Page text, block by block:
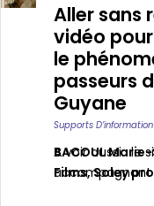
Aller sans
vidéo
le
passeurs
Guyane
Supports D’information
BACOUL
Films,Soley
A voir aussi : le
accompagnant